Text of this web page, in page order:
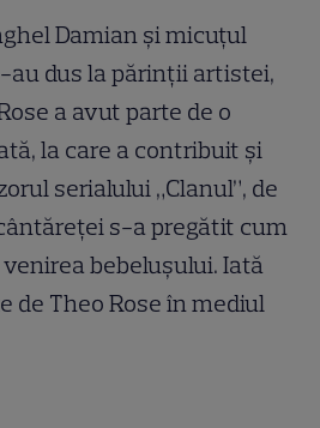
Damian și micuțul
au dus la părinții artistei,
a avut parte de o
la care a contribuit și
serialului „Clanul”, de
s-a pregătit cum
bebelușului. Iată
de Theo Rose în mediul